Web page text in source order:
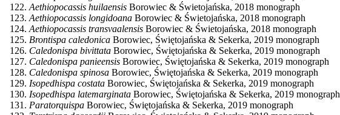
Aethiopocassis huilaensis Borowiec & Świetojańska, 2018 monograph
Aethiopocassis longidoana Borowiec & Świetojańska, 2018 monograph
Aethiopocassis transvaalensis Borowiec & Świetojańska, 2018 monograph
Brontispa caledonica Borowiec, Świętojańska & Sekerka, 2019 monograph
Caledonispa bivittata Borowiec, Świętojańska & Sekerka, 2019 monograph
Caledonispa panieensis Borowiec, Świętojańska & Sekerka, 2019 monograph
Caledonispa spinosa Borowiec, Świętojańska & Sekerka, 2019 monograph
Isopedhispa costata Borowiec, Świętojańska & Sekerka, 2019 monograph
Isopedhispa latemarginata Borowiec, Świętojańska & Sekerka, 2019 monograph
Paratorquispa Borowiec, Świętojańska & Sekerka, 2019 monograph